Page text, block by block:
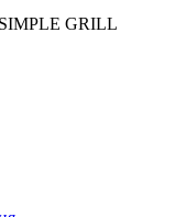
GRILL